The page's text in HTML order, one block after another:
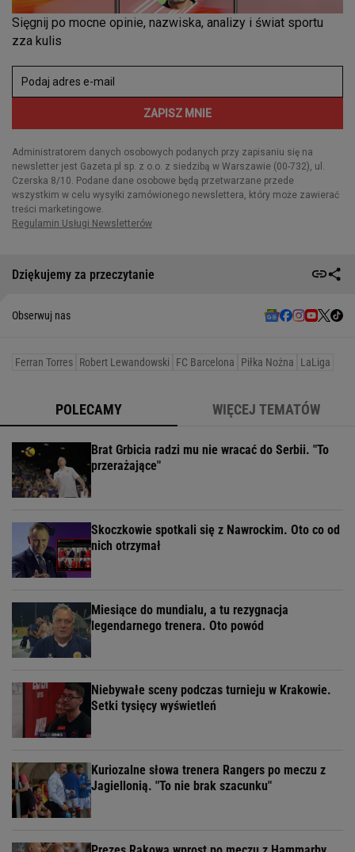
Dziękujemy za przeczytanie
Obserwuj nas
Ferran Torres Robert Lewandowski FC Barcelona Piłka Nożna LaLiga
POLECAMY WIĘCEJ TEMATÓW
Brat Grbicia radzi mu nie wracać do Serbii. "To
przerażające"
Skoczkowie spotkali się z Nawrockim. Oto co od
nich otrzymał
Miesiące do mundialu, a tu rezygnacja
legendarnego trenera. Oto powód
Niebywałe sceny podczas turnieju w Krakowie.
Setki tysięcy wyświetleń
Kuriozalne słowa trenera Rangers po meczu z
Jagiellonią. "To nie brak szacunku"